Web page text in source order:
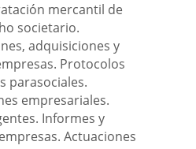
mercantil de
societario.
adquisiciones y
Protocolos
parasociales.
empresariales.
Informes y
Actuaciones